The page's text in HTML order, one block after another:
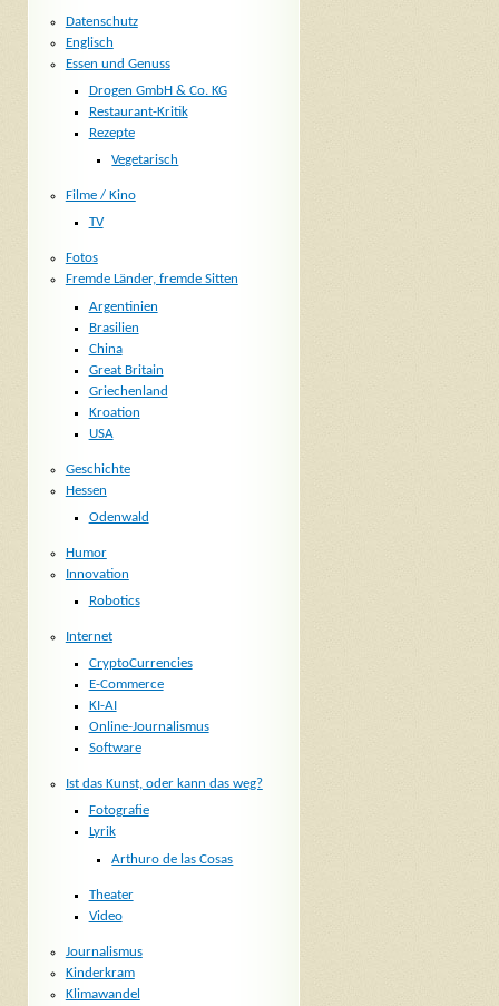
Datenschutz
Englisch
Essen und Genuss
Drogen GmbH & Co. KG
Restaurant-Kritik
Rezepte
Vegetarisch
Filme / Kino
TV
Fotos
Fremde Länder, fremde Sitten
Argentinien
Brasilien
China
Great Britain
Griechenland
Kroation
USA
Geschichte
Hessen
Odenwald
Humor
Innovation
Robotics
Internet
CryptoCurrencies
E-Commerce
KI-AI
Online-Journalismus
Software
Ist das Kunst, oder kann das weg?
Fotografie
Lyrik
Arthuro de las Cosas
Theater
Video
Journalismus
Kinderkram
Klimawandel